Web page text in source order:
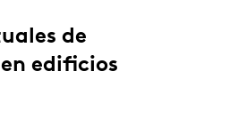
de
edificios